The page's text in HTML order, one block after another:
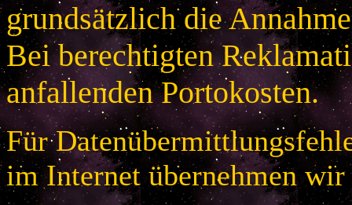
grundsätzlich die
Bei berechtigten
anfallenden Portokosten.
Für
im Internet übernehmen